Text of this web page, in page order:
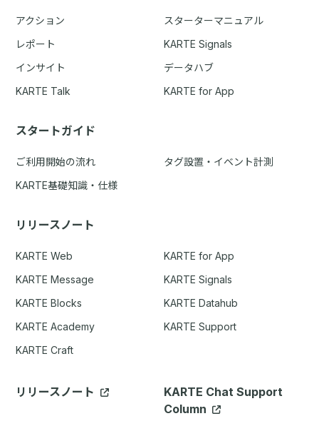
アクション
スターターマニュアル
レポート
KARTE Signals
インサイト
データハブ
KARTE Talk
KARTE for App
スタートガイド
ご利用開始の流れ
タグ設置・イベント計測
KARTE基礎知識・仕様
リリースノート
KARTE Web
KARTE for App
KARTE Message
KARTE Signals
KARTE Blocks
KARTE Datahub
KARTE Academy
KARTE Support
KARTE Craft
リリースノート
KARTE Chat Support
Column